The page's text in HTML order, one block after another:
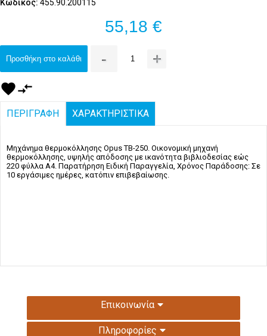
Κωδικός: 455.90.200115
55,18 €
Προσθήκη στο καλάθι - +
favoritecompare_arrows
ΠΕΡΙΓΡΑΦΗ ΧΑΡΑΚΤΗΡΙΣΤΙΚΑ
Μηχάνημα θερμοκόλλησης Opus ΤΒ-250. Οικονομική μηχανή
θερμοκόλλησης, υψηλής απόδοσης με ικανότητα βιβλιοδεσίας εώς
220 φύλλα Α4. Παρατήρηση Ειδική Παραγγελία, Χρόνος Παράδοσης: Σε
10 εργάσιμες ημέρες, κατόπιν επιβεβαίωσης.
Επικοινωνία
Πληροφορίες